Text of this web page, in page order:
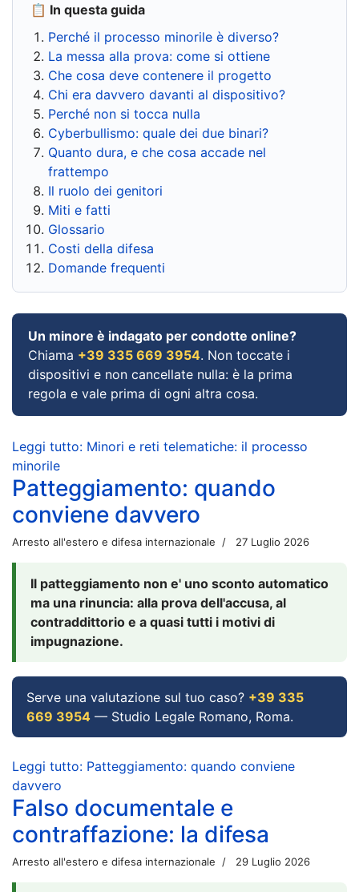
📋 In questa guida
Perché il processo minorile è diverso?
La messa alla prova: come si ottiene
Che cosa deve contenere il progetto
Chi era davvero davanti al dispositivo?
Perché non si tocca nulla
Cyberbullismo: quale dei due binari?
Quanto dura, e che cosa accade nel
frattempo
Il ruolo dei genitori
Miti e fatti
Glossario
Costi della difesa
Domande frequenti
Un minore è indagato per condotte online?
Chiama +39 335 669 3954. Non toccate i
dispositivi e non cancellate nulla: è la prima
regola e vale prima di ogni altra cosa.
Leggi tutto: Minori e reti telematiche: il processo
minorile
Patteggiamento: quando
conviene davvero
Arresto all'estero e difesa internazionale 27 Luglio 2026
Il patteggiamento non e' uno sconto automatico
ma una rinuncia: alla prova dell'accusa, al
contraddittorio e a quasi tutti i motivi di
impugnazione.
Serve una valutazione sul tuo caso? +39 335
669 3954 — Studio Legale Romano, Roma.
Leggi tutto: Patteggiamento: quando conviene
davvero
Falso documentale e
contraffazione: la difesa
Arresto all'estero e difesa internazionale 29 Luglio 2026